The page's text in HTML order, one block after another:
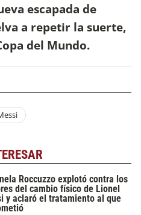
escapada de
a repetir la suerte,
del Mundo.
Roccuzzo explotó contra los
del cambio físico de Lionel
y aclaró el tratamiento al que